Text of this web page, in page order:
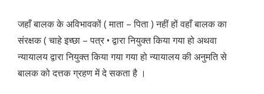
जहाँ बालक के अविभावकों ( माता – पिता ) नहीं हों वहाँ बालक का
संरक्षक ( चाहे इच्छा – पत्र • द्वारा नियुक्त किया गया हो अथवा
न्यायालय द्वारा नियुक्त किया गया गया हो न्यायालय की अनुमति से
बालक को दत्तक ग्रहण में दे सकता है ।